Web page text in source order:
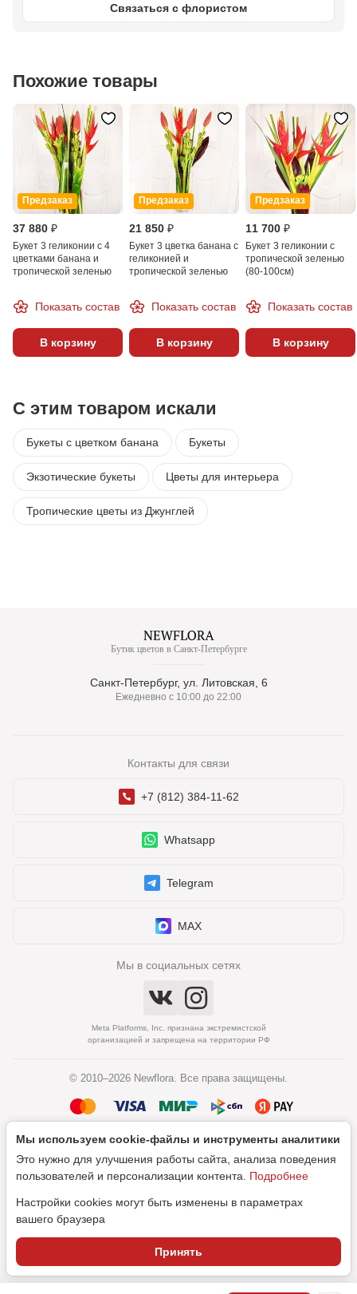
Связаться с флористом
Похожие товары
Предзаказ
37 880 ₽
Букет 3 геликонии с 4
цветками банана и
тропической зеленью
Показать состав
В корзину
Предзаказ
21 850 ₽
Букет 3 цветка банана с
геликонией и
тропической зеленью
Показать состав
В корзину
Предзаказ
11 700 ₽
Букет 3 геликонии с
тропической зеленью
(80-100см)
Показать состав
В корзину
С этим товаром искали
Букеты с цветком банана Букеты
Экзотические букеты Цветы для интерьера
Тропические цветы из Джунглей
Бутик цветов в Санкт-Петербурге
Санкт-Петербург, ул. Литовская, 6
Ежедневно с 10:00 до 22:00
Контакты для связи
+7 (812) 384-11-62
Whatsapp
Telegram
MAX
Мы в социальных сетях
Meta Platforms, Inc. признана экстремистской
организацией и запрещена на территории РФ
© 2010–2026 Newflora. Все права защищены.
Политика обработки персональных данных
Согласие на обработку персональных данных
SEO-продвижение
Мы используем cookie‑файлы и инструменты аналитики
Это нужно для улучшения работы сайта, анализа поведения
пользователей и персонализации контента. Подробнее
Настройки cookies могут быть изменены в параметрах
вашего браузера
Принять